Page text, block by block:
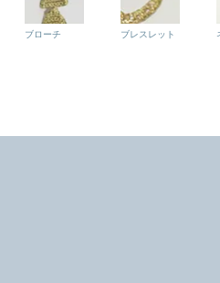
ブローチ ブレスレット